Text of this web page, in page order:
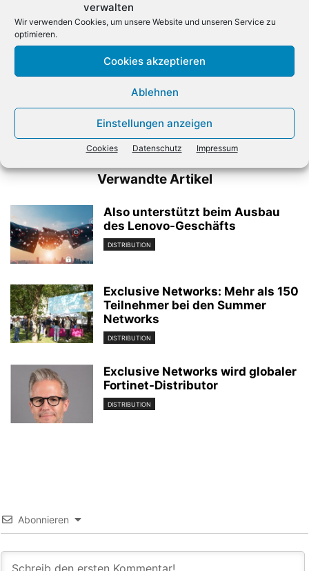
verwalten
Wir verwenden Cookies, um unsere Website und unseren Service zu
optimieren.
Cookies akzeptieren
Ablehnen
Einstellungen anzeigen
Cookies Datenschutz Impressum
Finanzinvestor übernimmt
Websense
Dell gibt Cloud-Geschäft an
den Channel
Verwandte Artikel
Also unterstützt beim Ausbau
des Lenovo-Geschäfts
DISTRIBUTION
Exclusive Networks: Mehr als 150
Teilnehmer bei den Summer
Networks
DISTRIBUTION
Exclusive Networks wird globaler
Fortinet-Distributor
DISTRIBUTION
Abonnieren